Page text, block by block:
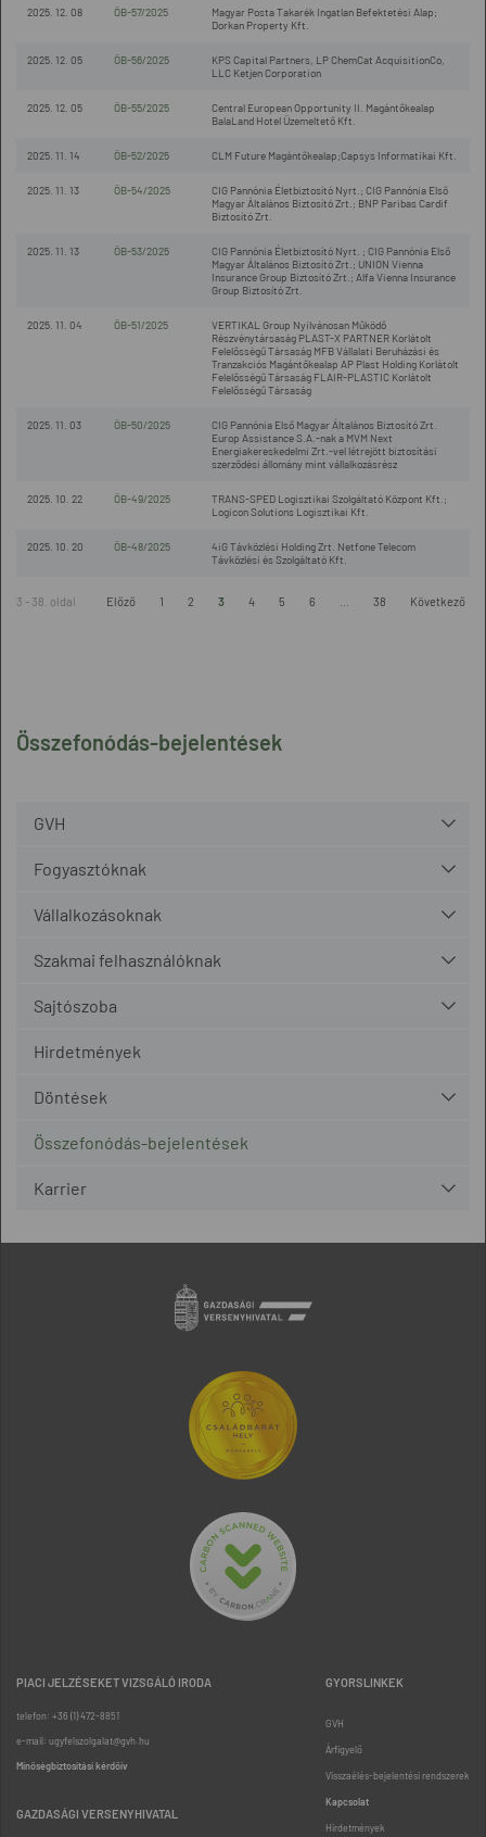
Összefonódás-bejelentések
GVH
Fogyasztóknak
Vállalkozásoknak
Szakmai felhasználóknak
Sajtószoba
Hirdetmények
Döntések
Összefonódás-bejelentések
Karrier
2025. 12. 08 ÖB-57/2025
Magyar Posta Takarék Ingatlan Befektetési Alap;
Dorkan Property Kft.
2025. 12. 05 ÖB-56/2025
KPS Capital Partners, LP ChemCat AcquisitionCo,
LLC Ketjen Corporation
2025. 12. 05 ÖB-55/2025
Central European Opportunity II. Magántőkealap
BalaLand Hotel Üzemeltető Kft.
2025. 11. 14 ÖB-52/2025 CLM Future Magántőkealap;Capsys Informatikai Kft.
2025. 11. 13 ÖB-54/2025
CIG Pannónia Életbiztosító Nyrt.; CIG Pannónia Első
Magyar Általános Biztosító Zrt.; BNP Paribas Cardif
Biztosító Zrt.
2025. 11. 13 ÖB-53/2025
CIG Pannónia Életbiztosító Nyrt. ; CIG Pannónia Első
Magyar Általános Biztosító Zrt.; UNION Vienna
Insurance Group Biztosító Zrt.; Alfa Vienna Insurance
Group Biztosító Zrt.
2025. 11. 04 ÖB-51/2025
VERTIKAL Group Nyilvánosan Működő
Részvénytársaság PLAST-X PARTNER Korlátolt
Felelősségű Társaság MFB Vállalati Beruházási és
Tranzakciós Magántőkealap AP Plast Holding Korlátolt
Felelősségű Társaság FLAIR-PLASTIC Korlátolt
Felelősségű Társaság
2025. 11. 03 ÖB-50/2025
CIG Pannónia Első Magyar Általános Biztosító Zrt.
Europ Assistance S.A.-nak a MVM Next
Energiakereskedelmi Zrt.-vel létrejött biztosítási
szerződési állomány mint vállalkozásrész
2025. 10. 22 ÖB-49/2025
TRANS-SPED Logisztikai Szolgáltató Központ Kft.;
Logicon Solutions Logisztikai Kft.
2025. 10. 20 ÖB-48/2025
4iG Távközlési Holding Zrt. Netfone Telecom
Távközlési és Szolgáltató Kft.
3 - 38. oldal Előző 1 2 3 4 5 6 38 Következő
PIACI JELZÉSEKET VIZSGÁLÓ IRODA
telefon: +36 (1) 472-8851
e-mail: ugyfelszolgalat@gvh.hu
Minőségbiztosítási kérdőív
GAZDASÁGI VERSENYHIVATAL
GYORSLINKEK
GVH
Árfigyelő
Visszaélés-bejelentési rendszerek
Kapcsolat
Hirdetmények